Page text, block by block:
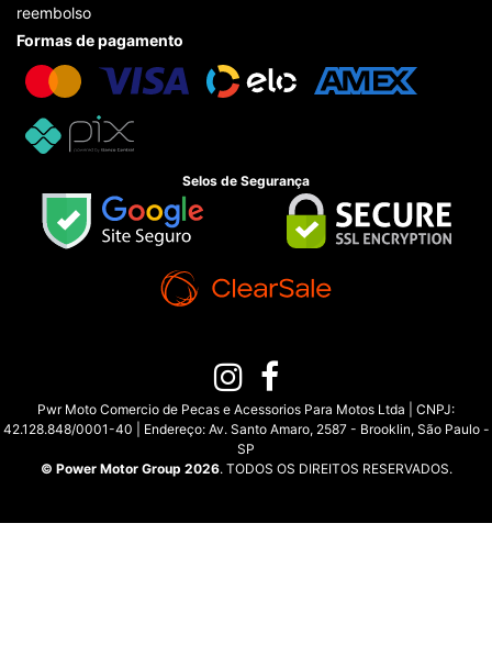
reembolso
Formas de pagamento
Selos de Segurança
Pwr Moto Comercio de Pecas e Acessorios Para Motos Ltda | CNPJ:
42.128.848/0001-40 | Endereço: Av. Santo Amaro, 2587 - Brooklin, São Paulo -
SP
© Power Motor Group 2026. TODOS OS DIREITOS RESERVADOS.